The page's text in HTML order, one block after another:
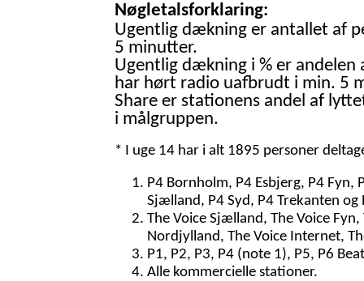
Nøgletalsforklaring:
Ugentlig dækning er antallet af
5 minutter.
Ugentlig dækning i % er
har hørt radio uafbrudt i min. 5
Share er stationens andel af
i målgruppen.
* I uge 14 har i alt 1895 personer
P4 Bornholm, P4 Esbjerg, P4
Sjælland, P4 Syd, P4 Trekanten
The Voice Sjælland, The Voice
Nordjylland, The Voice Internet,
P1, P2, P3, P4 (note 1), P5, P6
Alle kommercielle stationer.